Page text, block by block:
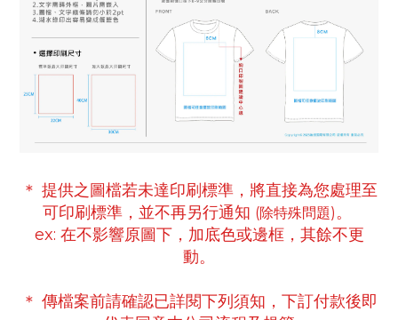
＊ 提供之圖檔若未達印刷標準，將直接為您處理至
可印刷標準，並不再另行通知 (除特殊問題)。
ex: 在不影響原圖下， 加底色或邊框， 其餘不更
動。
＊ 傳檔案前請確認已詳閱下列須知，下訂付款後即